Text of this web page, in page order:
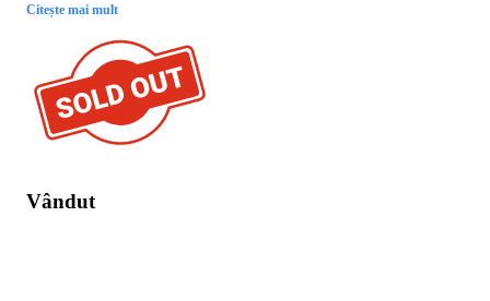
Citește mai mult
Vândut